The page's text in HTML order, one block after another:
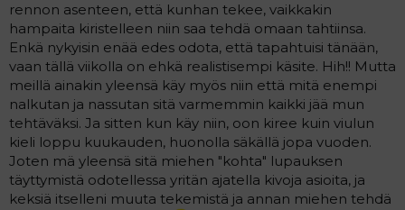
rennon asenteen, että kunhan tekee, vaikkakin
hampaita kiristelleen niin saa tehdä omaan tahtiinsa.
Enkä nykyisin enää edes odota, että tapahtuisi tänään,
vaan tällä viikolla on ehkä realistisempi käsite. Hih!! Mutta
meillä ainakin yleensä käy myös niin että mitä enempi
nalkutan ja nassutan sitä varmemmin kaikki jää mun
tehtäväksi. Ja sitten kun käy niin, oon kiree kuin viulun
kieli loppu kuukauden, huonolla säkällä jopa vuoden.
Joten mä yleensä sitä miehen "kohta" lupauksen
täyttymistä odotellessa yritän ajatella kivoja asioita, ja
keksiä itselleni muuta tekemistä ja annan miehen tehdä